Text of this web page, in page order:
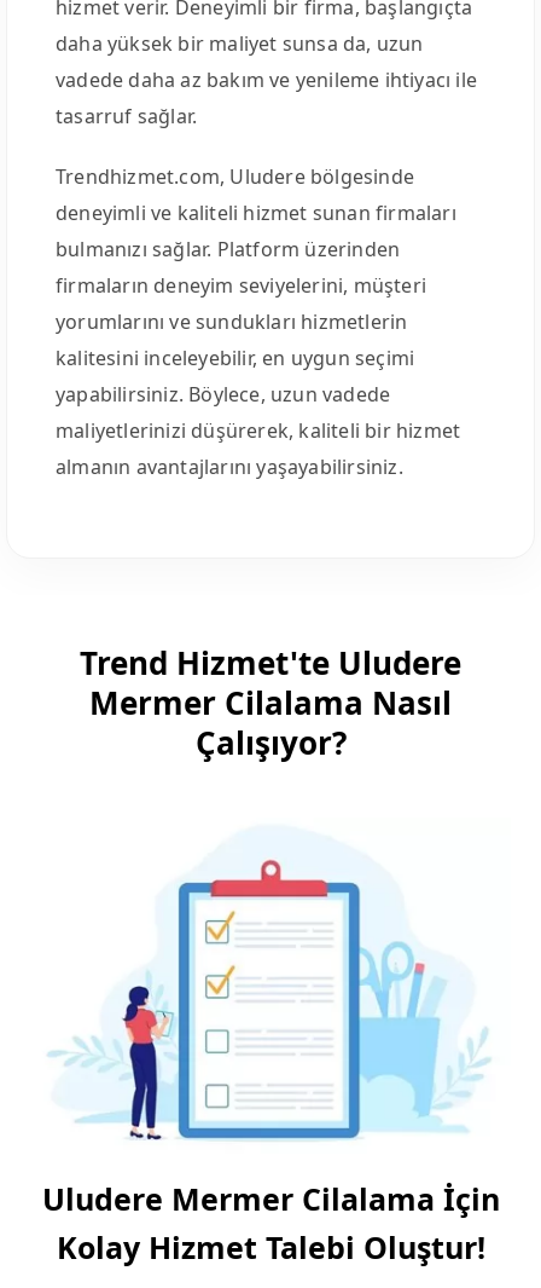
hizmet verir. Deneyimli bir firma, başlangıçta
daha yüksek bir maliyet sunsa da, uzun
vadede daha az bakım ve yenileme ihtiyacı ile
tasarruf sağlar.
Trendhizmet.com, Uludere bölgesinde
deneyimli ve kaliteli hizmet sunan firmaları
bulmanızı sağlar. Platform üzerinden
firmaların deneyim seviyelerini, müşteri
yorumlarını ve sundukları hizmetlerin
kalitesini inceleyebilir, en uygun seçimi
yapabilirsiniz. Böylece, uzun vadede
maliyetlerinizi düşürerek, kaliteli bir hizmet
almanın avantajlarını yaşayabilirsiniz.
Trend Hizmet'te Uludere
Mermer Cilalama Nasıl
Çalışıyor?
Uludere Mermer Cilalama İçin
Kolay Hizmet Talebi Oluştur!